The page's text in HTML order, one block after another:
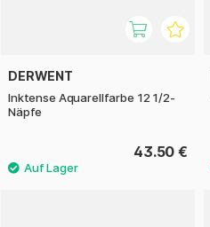
DERWENT
Inktense Aquarellfarbe 12 1/2-
Näpfe
43.50 €